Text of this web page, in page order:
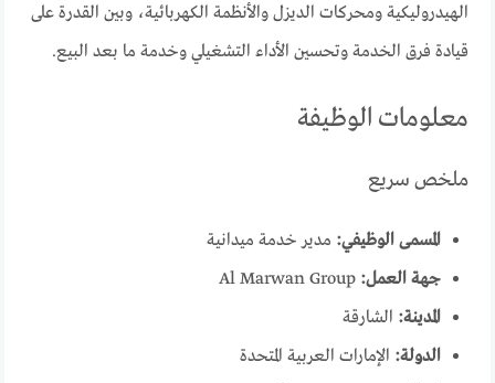
الهيدروليكية ومحركات الديزل والأنظمة الكهربائية، وبين القدرة على
قيادة فرق الخدمة وتحسين الأداء التشغيلي وخدمة ما بعد البيع.
معلومات الوظيفة
ملخص سريع
المسمى الوظيفي: مدير خدمة ميدانية
جهة العمل: Al Marwan Group
المدينة: الشارقة
الدولة: الإمارات العربية المتحدة